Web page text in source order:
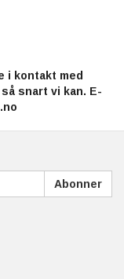
i kontakt med
snart vi kan. E-
Abonner